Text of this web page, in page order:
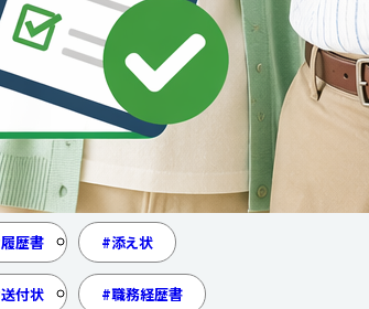
職場見学 入社前手続き
仕事探し 自己理解
求職活動 未経験
派遣業界 異業種
履歴書 添え状
送付状 職務経歴書